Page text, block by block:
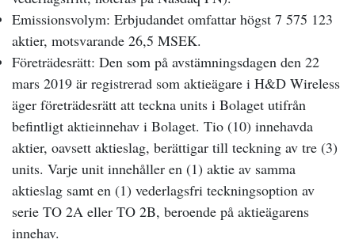
Emissionsvolym: Erbjudandet omfattar högst 7 575 123
aktier, motsvarande 26,5 MSEK.
Företrädesrätt: Den som på avstämningsdagen den 22
mars 2019 är registrerad som aktieägare i H&D Wireless
äger företrädesrätt att teckna units i Bolaget utifrån
befintligt aktieinnehav i Bolaget. Tio (10) innehavda
aktier, oavsett aktieslag, berättigar till teckning av tre (3)
units. Varje unit innehåller en (1) aktie av samma
aktieslag samt en (1) vederlagsfri teckningsoption av
serie TO 2A eller TO 2B, beroende på aktieägarens
innehav.